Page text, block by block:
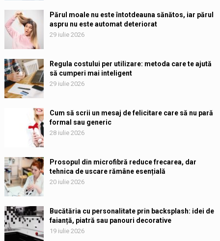
Părul moale nu este întotdeauna sănătos, iar părul
aspru nu este automat deteriorat
29 iulie 2026
Regula costului per utilizare: metoda care te ajută
să cumperi mai inteligent
29 iulie 2026
Cum să scrii un mesaj de felicitare care să nu pară
formal sau generic
28 iulie 2026
Prosopul din microfibră reduce frecarea, dar
tehnica de uscare rămâne esențială
20 iulie 2026
Bucătăria cu personalitate prin backsplash: idei de
faianță, piatră sau panouri decorative
19 iulie 2026